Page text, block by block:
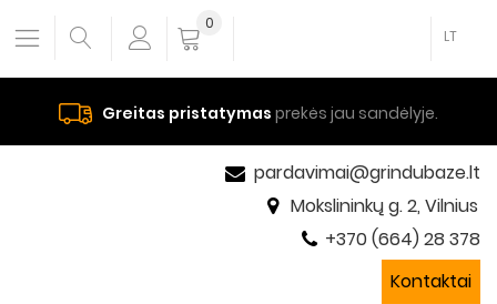
Greitas pristatymas prekės jau sandėlyje.
LT
0
pardavimai@grindubaze.lt
Mokslininkų g. 2, Vilnius
+370 (664) 28 378
Kontaktai